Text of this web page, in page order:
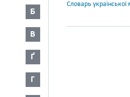
Б
В
Ґ
Г
Словарь